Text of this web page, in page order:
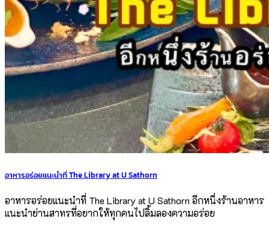
อาหารอร่อยแนะนำที่ The Library at U Sathorn
อาหารอร่อยแนะนำที่ The Library at U Sathorn อีกหนึ่งร้านอาหาร
แนะนำย่านสาทรที่อยากให้ทุกคนไปลิ้มลองความอร่อย